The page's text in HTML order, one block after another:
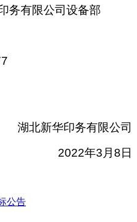
务有限公司设备部
印务有限公司
年3月8日
公告